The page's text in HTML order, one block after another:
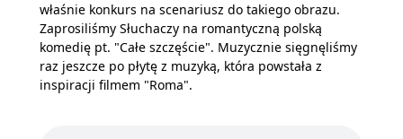
właśnie konkurs na scenariusz do takiego obrazu.
Zaprosiliśmy Słuchaczy na romantyczną polską
komedię pt. "Całe szczęście". Muzycznie sięgnęliśmy
raz jeszcze po płytę z muzyką, która powstała z
inspiracji filmem "Roma".